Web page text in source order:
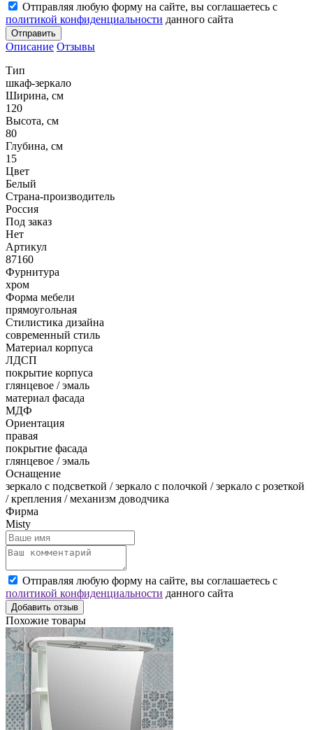
Отправляя любую форму на сайте, вы соглашаетесь с
политикой конфиденциальности данного сайта
Отправить
Описание Отзывы
Тип
шкаф-зеркало
Ширина, см
120
Высота, см
80
Глубина, см
15
Цвет
Белый
Страна-производитель
Россия
Под заказ
Нет
Артикул
87160
Фурнитура
хром
Форма мебели
прямоугольная
Стилистика дизайна
современный стиль
Материал корпуса
ЛДСП
покрытие корпуса
глянцевое / эмаль
материал фасада
МДФ
Ориентация
правая
покрытие фасада
глянцевое / эмаль
Оснащение
зеркало с подсветкой / зеркало с полочкой / зеркало с розеткой
/ крепления / механизм доводчика
Фирма
Misty
Отправляя любую форму на сайте, вы соглашаетесь с
политикой конфиденциальности данного сайта
Добавить отзыв
Похожие товары